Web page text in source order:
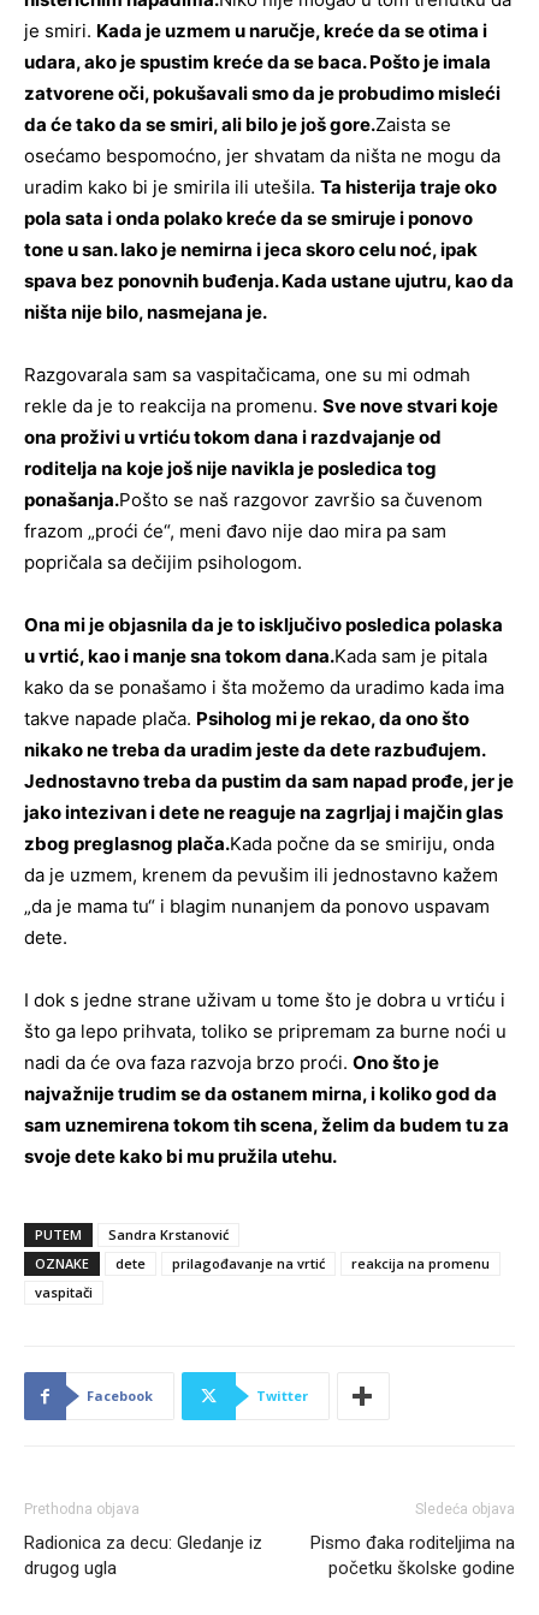
je smiri. Kada je uzmem u naručje, kreće da se otima i
udara, ako je spustim kreće da se baca. Pošto je imala
zatvorene oči, pokušavali smo da je probudimo misleći
da će tako da se smiri, ali bilo je još gore.Zaista se
osećamo bespomoćno, jer shvatam da ništa ne mogu da
uradim kako bi je smirila ili utešila. Ta histerija traje oko
pola sata i onda polako kreće da se smiruje i ponovo
tone u san. Iako je nemirna i jeca skoro celu noć, ipak
spava bez ponovnih buđenja. Kada ustane ujutru, kao da
ništa nije bilo, nasmejana je.
Razgovarala sam sa vaspitačicama, one su mi odmah
rekle da je to reakcija na promenu. Sve nove stvari koje
ona proživi u vrtiću tokom dana i razdvajanje od
roditelja na koje još nije navikla je posledica tog
ponašanja.Pošto se naš razgovor završio sa čuvenom
frazom „proći će“, meni đavo nije dao mira pa sam
popričala sa dečijim psihologom.
Ona mi je objasnila da je to isključivo posledica polaska
u vrtić, kao i manje sna tokom dana.Kada sam je pitala
kako da se ponašamo i šta možemo da uradimo kada ima
takve napade plača. Psiholog mi je rekao, da ono što
nikako ne treba da uradim jeste da dete razbuđujem.
Jednostavno treba da pustim da sam napad prođe, jer je
jako intezivan i dete ne reaguje na zagrljaj i majčin glas
zbog preglasnog plača.Kada počne da se smiriju, onda
da je uzmem, krenem da pevušim ili jednostavno kažem
„da je mama tu“ i blagim nunanjem da ponovo uspavam
dete.
I dok s jedne strane uživam u tome što je dobra u vrtiću i
što ga lepo prihvata, toliko se pripremam za burne noći u
nadi da će ova faza razvoja brzo proći. Ono što je
najvažnije trudim se da ostanem mirna, i koliko god da
sam uznemirena tokom tih scena, želim da budem tu za
svoje dete kako bi mu pružila utehu.
PUTEM
Sandra Krstanović
OZNAKE
dete prilagođavanje na vrtić
reakcija na promenu
vaspitači
Facebook Twitter
Prethodna objava
Radionica za decu: Gledanje iz
drugog ugla
Sledeća objava
Pismo đaka roditeljima na
početku školske godine